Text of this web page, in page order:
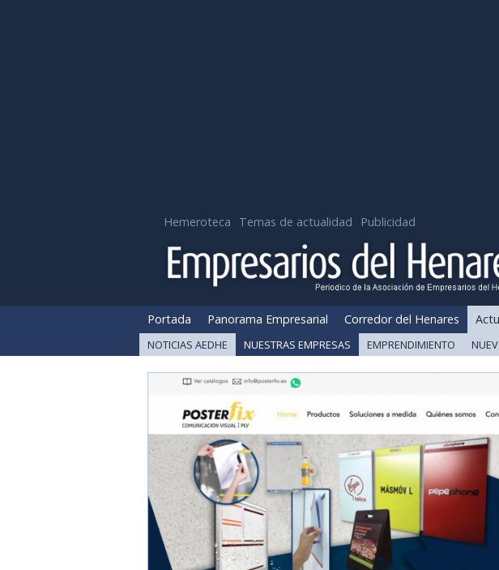
Hemeroteca Temas de actualidad Publicidad
Portada Panorama Empresarial Corredor del Henares
NOTICIAS AEDHE NUESTRAS EMPRESAS EMPRENDIMIENTO